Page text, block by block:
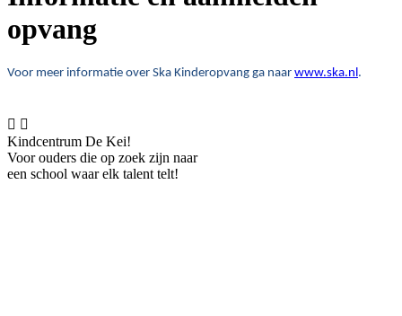
opvang
Voor meer informatie over Ska Kinderopvang ga naar www.ska.nl .
 
Kindcentrum De Kei!
Voor ouders die op zoek zijn naar
een school waar elk talent telt!